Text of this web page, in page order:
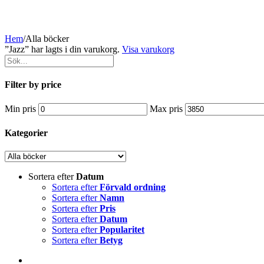
Hem/Alla böcker
”Jazz” har lagts i din varukorg. Visa varukorg
Filter by price
Min pris Max pris
Kategorier
Sortera efterDatum
Sortera efterFörvald ordning
Sortera efterNamn
Sortera efterPris
Sortera efterDatum
Sortera efterPopularitet
Sortera efterBetyg